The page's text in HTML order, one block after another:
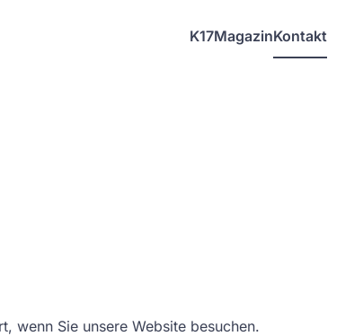
K17MagazinKontakt
wenn Sie unsere Website besuchen.